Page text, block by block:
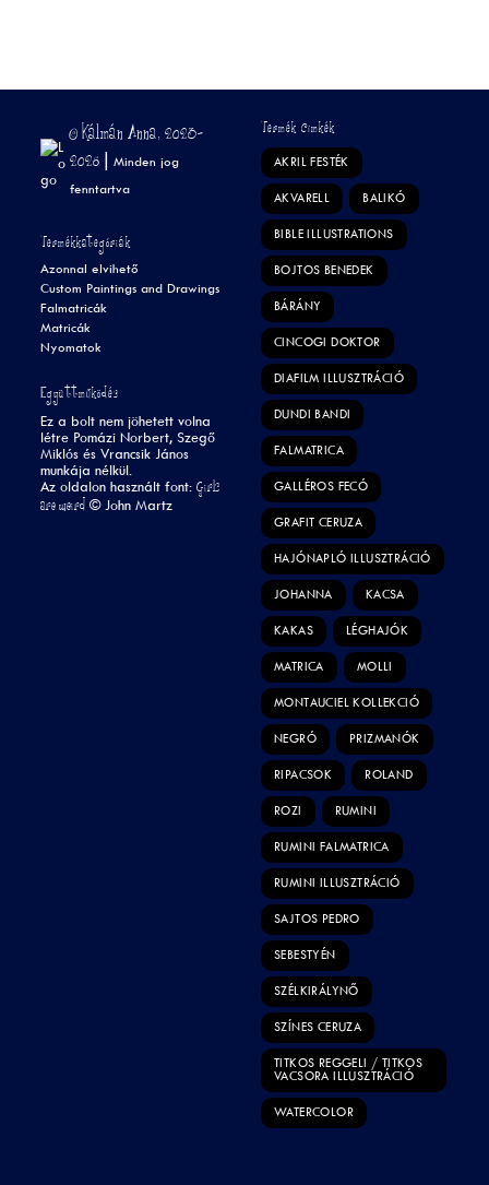
© Kálmán Anna, 2023-
2026 |Minden jog
fenntartva
Termékkategóriák
Azonnal elvihető
Custom Paintings and Drawings
Falmatricák
Matricák
Nyomatok
Együttműködés
Ez a bolt nem jöhetett volna
létre Pomázi Norbert, Szegő
Miklós és Vrancsik János
munkája nélkül.
Az oldalon használt font:Girls
are weird ©John Martz
Termék Címkék
AKRIL FESTÉK
AKVARELL BALIKÓ
BIBLE ILLUSTRATIONS
BOJTOS BENEDEK
BÁRÁNY
CINCOGI DOKTOR
DIAFILM ILLUSZTRÁCIÓ
DUNDI BANDI
FALMATRICA
GALLÉROS FECÓ
GRAFIT CERUZA
HAJÓNAPLÓ ILLUSZTRÁCIÓ
JOHANNA KACSA
KAKAS LÉGHAJÓK
MATRICA MOLLI
MONTAUCIEL KOLLEKCIÓ
NEGRÓ PRIZMANÓK
RIPACSOK ROLAND
ROZI RUMINI
RUMINI FALMATRICA
RUMINI ILLUSZTRÁCIÓ
SAJTOS PEDRO
SEBESTYÉN
SZÉLKIRÁLYNŐ
SZÍNES CERUZA
TITKOS REGGELI / TITKOS
VACSORA ILLUSZTRÁCIÓ
WATERCOLOR